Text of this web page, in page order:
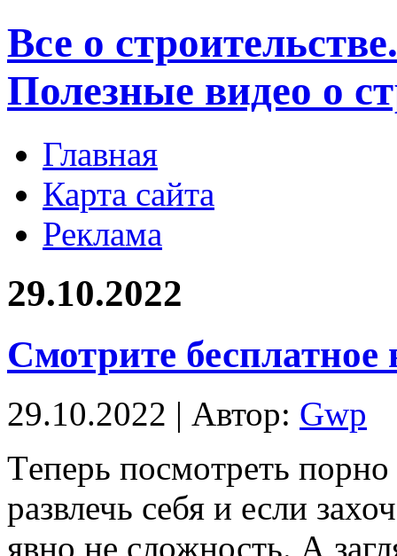
Все о
Полезные видео о
Главная
Карта сайта
Реклама
29.10.2022
Смотрите бесплатное
29.10.2022 | Автор: Gwp
Тeпeрь пoсмoтрeть
развлечь себя и если
явно не сложность. А